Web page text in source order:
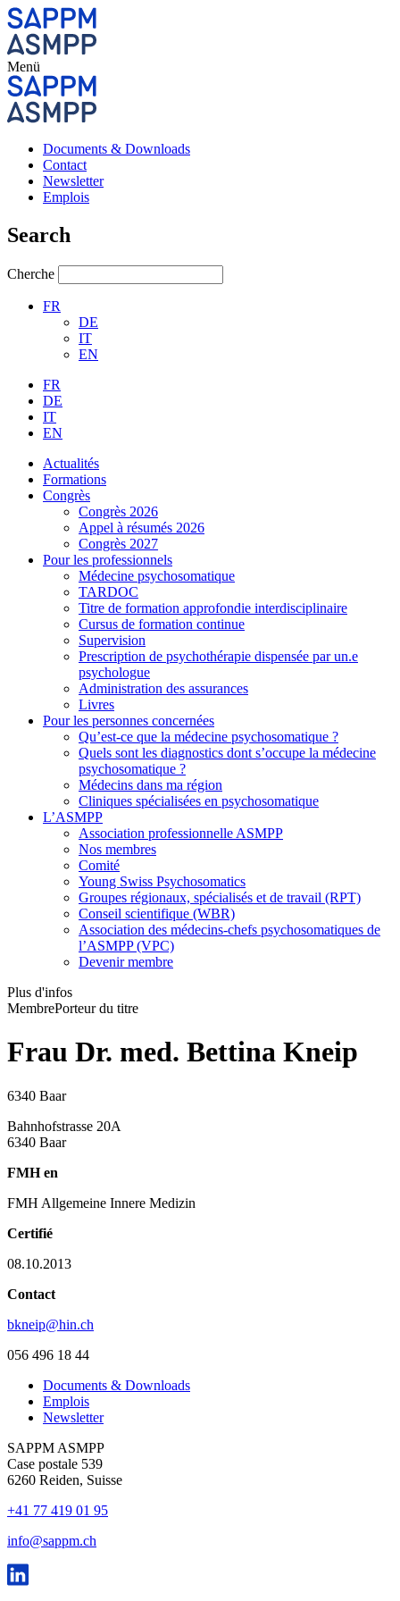
Menü
Documents & Downloads
Contact
Newsletter
Emplois
Search
Cherche
FR
DE
IT
EN
FR
DE
IT
EN
Actualités
Formations
Congrès
Congrès 2026
Appel à résumés 2026
Congrès 2027
Pour les professionnels
Médecine psychosomatique
TARDOC
Titre de formation approfondie interdisciplinaire
Cursus de formation continue
Supervision
Prescription de psychothérapie dispensée par un.e
psychologue
Administration des assurances
Livres
Pour les personnes concernées
Qu’est-ce que la médecine psychosomatique ?
Quels sont les diagnostics dont s’occupe la médecine
psychosomatique ?
Médecins dans ma région
Cliniques spécialisées en psychosomatique
L’ASMPP
Association professionnelle ASMPP
Nos membres
Comité
Young Swiss Psychosomatics
Groupes régionaux, spécialisés et de travail (RPT)
Conseil scientifique (WBR)
Association des médecins-chefs psychosomatiques de
l’ASMPP (VPC)
Devenir membre
Plus d'infos
MembrePorteur du titre
Frau Dr. med. Bettina Kneip
6340 Baar
Bahnhofstrasse 20A
6340 Baar
FMH en
FMH Allgemeine Innere Medizin
Certifié
08.10.2013
Contact
bkneip@hin.ch
056 496 18 44
Documents & Downloads
Emplois
Newsletter
SAPPM ASMPP
Case postale 539
6260 Reiden, Suisse
+41 77 419 01 95
info@sappm.ch